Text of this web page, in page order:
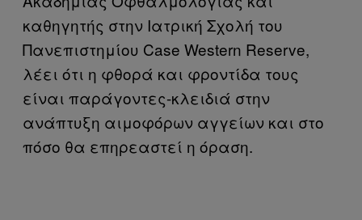
καθηγητής στην Ιατρική Σχολή του
Πανεπιστημίου Case Western Reserve,
λέει ότι η φθορά και φροντίδα τους
είναι παράγοντες-κλειδιά στην
ανάπτυξη αιμοφόρων αγγείων και στο
πόσο θα επηρεαστεί η όραση.